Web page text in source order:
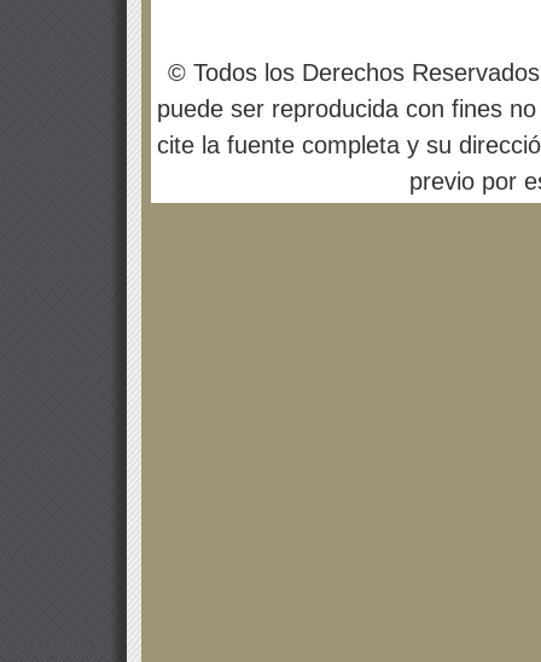
© Todos los Derechos
puede ser reproducida con fines
cite la fuente completa y su
previo por